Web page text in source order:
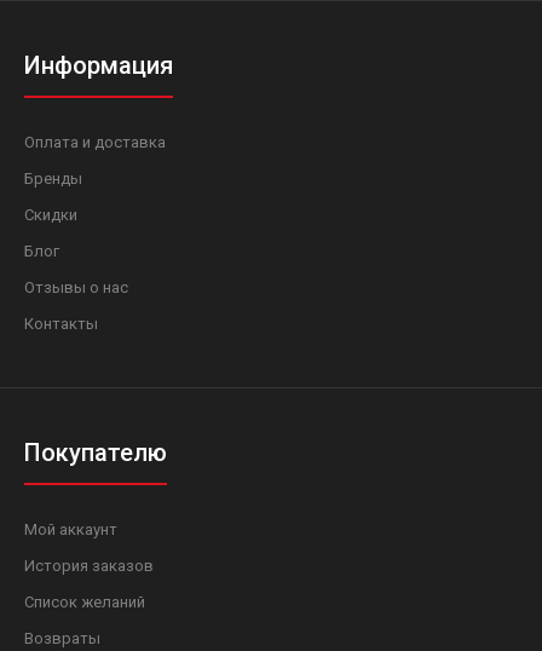
Информация
Оплата и доставка
Бренды
Скидки
Блог
Отзывы о нас
Контакты
Покупателю
Мой аккаунт
История заказов
Список желаний
Возвраты